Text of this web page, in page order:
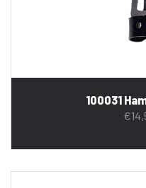
100031
€